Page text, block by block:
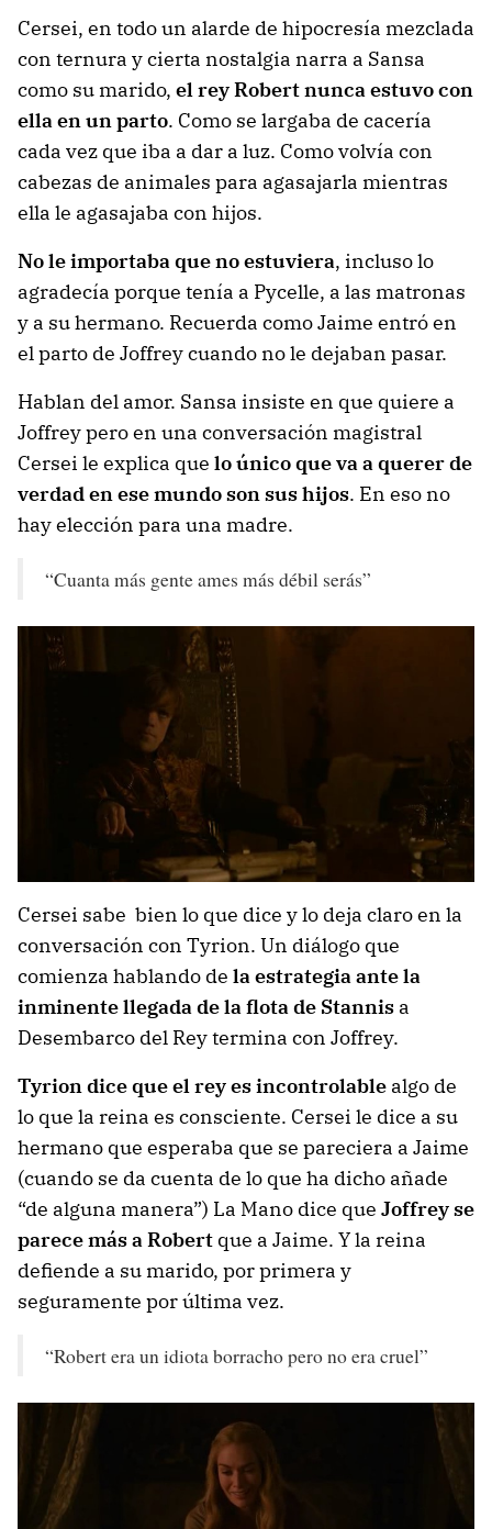
Cersei, en todo un alarde de hipocresía mezclada
con ternura y cierta nostalgia narra a Sansa
como su marido, el rey Robert nunca estuvo con
ella en un parto. Como se largaba de cacería
cada vez que iba a dar a luz. Como volvía con
cabezas de animales para agasajarla mientras
ella le agasajaba con hijos.
No le importaba que no estuviera, incluso lo
agradecía porque tenía a Pycelle, a las matronas
y a su hermano. Recuerda como Jaime entró en
el parto de Joffrey cuando no le dejaban pasar.
Hablan del amor. Sansa insiste en que quiere a
Joffrey pero en una conversación magistral
Cersei le explica que lo único que va a querer de
verdad en ese mundo son sus hijos. En eso no
hay elección para una madre.
“Cuanta más gente ames más débil serás”
Cersei sabe bien lo que dice y lo deja claro en la
conversación con Tyrion. Un diálogo que
comienza hablando de la estrategia ante la
inminente llegada de la flota de Stannis a
Desembarco del Rey termina con Joffrey.
Tyrion dice que el rey es incontrolable algo de
lo que la reina es consciente. Cersei le dice a su
hermano que esperaba que se pareciera a Jaime
(cuando se da cuenta de lo que ha dicho añade
“de alguna manera”) La Mano dice que Joffrey se
parece más a Robert que a Jaime. Y la reina
defiende a su marido, por primera y
seguramente por última vez.
“Robert era un idiota borracho pero no era cruel”